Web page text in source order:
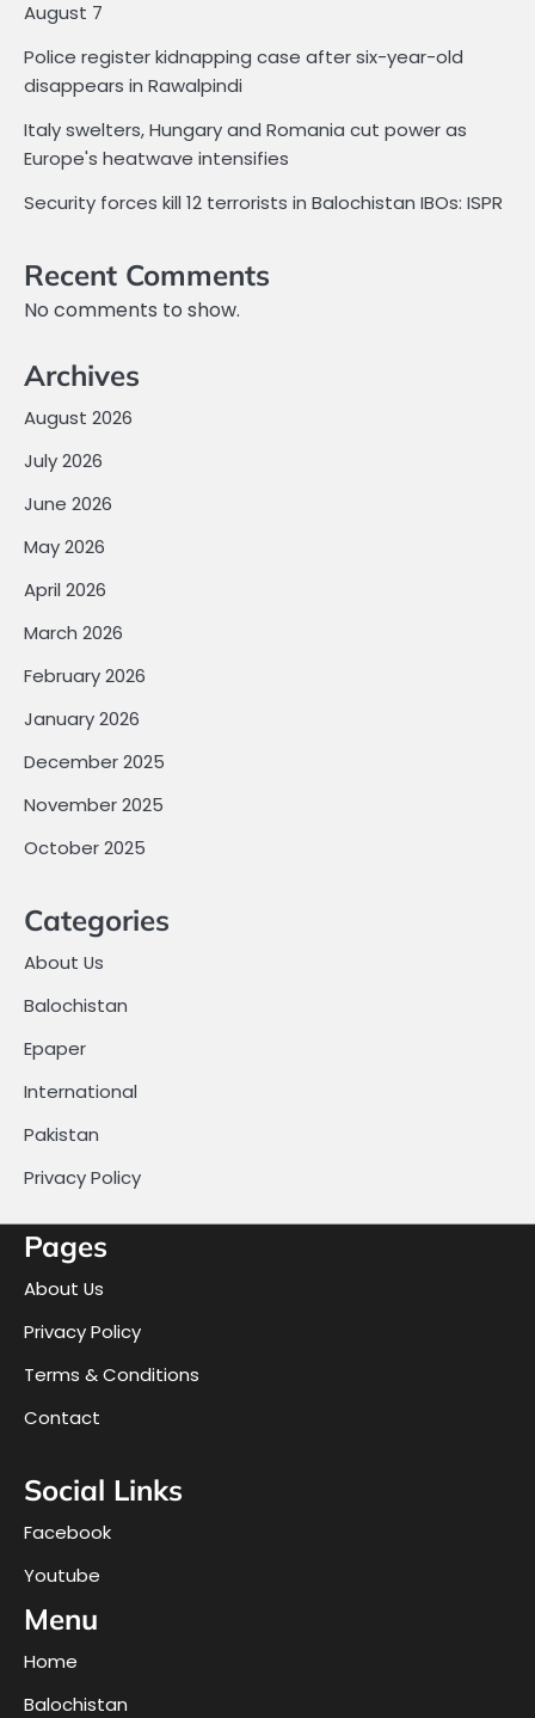
August 7
Police register kidnapping case after six-year-old
disappears in Rawalpindi
Italy swelters, Hungary and Romania cut power as
Europe's heatwave intensifies
Security forces kill 12 terrorists in Balochistan IBOs: ISPR
Recent Comments
No comments to show.
Archives
August 2026
July 2026
June 2026
May 2026
April 2026
March 2026
February 2026
January 2026
December 2025
November 2025
October 2025
Categories
About Us
Balochistan
Epaper
International
Pakistan
Privacy Policy
Pages
About Us
Privacy Policy
Terms & Conditions
Contact
Social Links
Facebook
Youtube
Menu
Home
Balochistan